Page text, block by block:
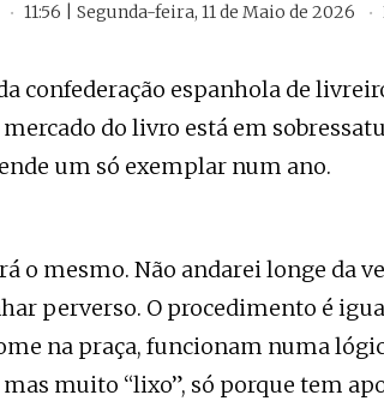
11:56 | Segunda-feira, 11 de Maio de 2026
confederação espanhola de
mercado do livro está em
um só exemplar num ano.
o mesmo. Não andarei longe da
perverso. O procedimento é
na praça, funcionam numa
muito “lixo”, só porque tem